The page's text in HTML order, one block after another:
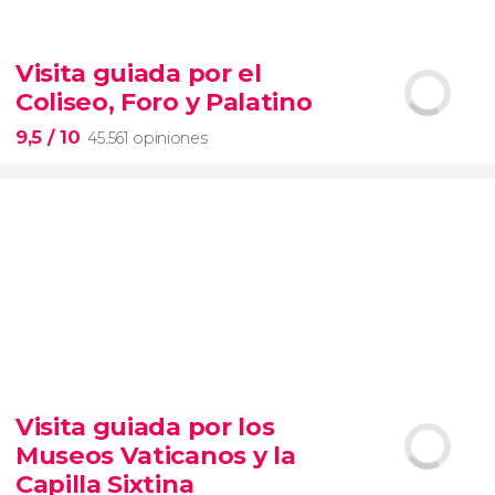
Contrastes de Nueva York
Visita guiada por el
Coliseo, Foro y Palatino
9,5 / 10 45.561 opiniones
visita guiada por el Coliseo, Foro y Palatino
tour
en español
Visita guiada por los
Museos Vaticanos y la
Capilla Sixtina